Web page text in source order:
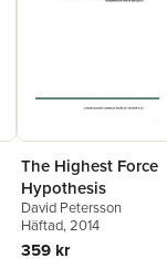
The Highest Force
Hypothesis
David Petersson
Häftad, 2014
359 kr